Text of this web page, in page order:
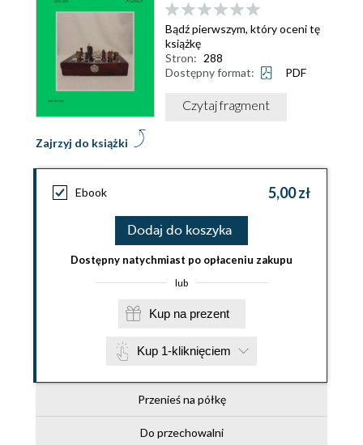
Zajrzyj do książki
Bądź pierwszym, który oceni tę
książkę
Stron: 288
Dostępny format:
PDF
Czytaj fragment
Ebook 5,00 zł
Dodaj do koszyka
Dostępny natychmiast po opłaceniu zakupu
lub
Kup na prezent
Kup 1-kliknięciem
Przenieś na półkę
Do przechowalni